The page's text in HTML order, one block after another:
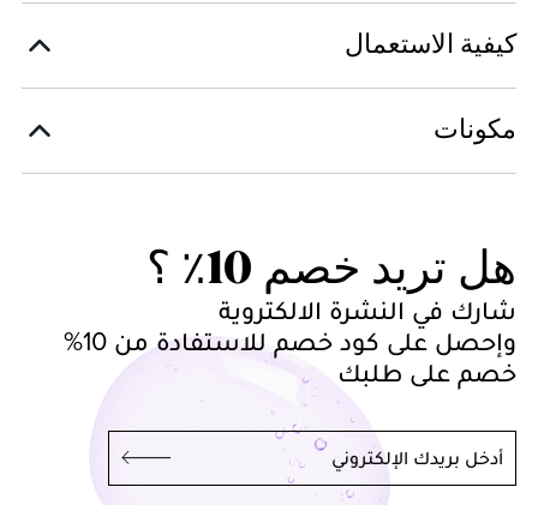
كيفية الاستعمال
مكونات
هل تريد خصم 10٪ ؟
شارك في النشرة الالكتروية
وإحصل على كود خصم للاستفادة من 10%
خصم على طلبك
أدخل بريدك الإلكتروني